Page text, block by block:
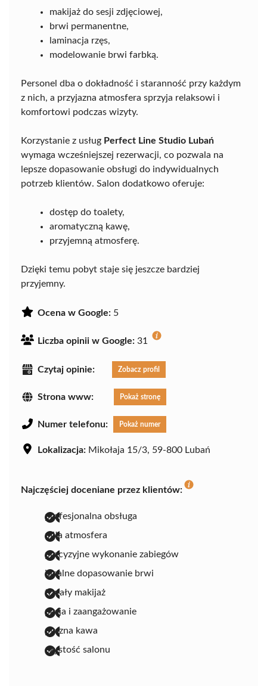
makijaż do sesji zdjęciowej,
brwi permanentne,
laminacja rzęs,
modelowanie brwi farbką.
Personel dba o dokładność i staranność przy każdym
z nich, a przyjazna atmosfera sprzyja relaksowi i
komfortowi podczas wizyty.
Korzystanie z usług Perfect Line Studio Lubań
wymaga wcześniejszej rezerwacji, co pozwala na
lepsze dopasowanie obsługi do indywidualnych
potrzeb klientów. Salon dodatkowo oferuje:
dostęp do toalety,
aromatyczną kawę,
przyjemną atmosferę.
Dzięki temu pobyt staje się jeszcze bardziej
przyjemny.
Ocena w Google: 5
Liczba opinii w Google: 31
Czytaj opinie: Zobacz profil
Strona www: Pokaż stronę
Numer telefonu: Pokaż numer
Lokalizacja: Mikołaja 15/3, 59-800 Lubań
Najczęściej doceniane przez klientów:
profesjonalna obsługa
miła atmosfera
precyzyjne wykonanie zabiegów
idealne dopasowanie brwi
trwały makijaż
pasja i zaangażowanie
pyszna kawa
czystość salonu